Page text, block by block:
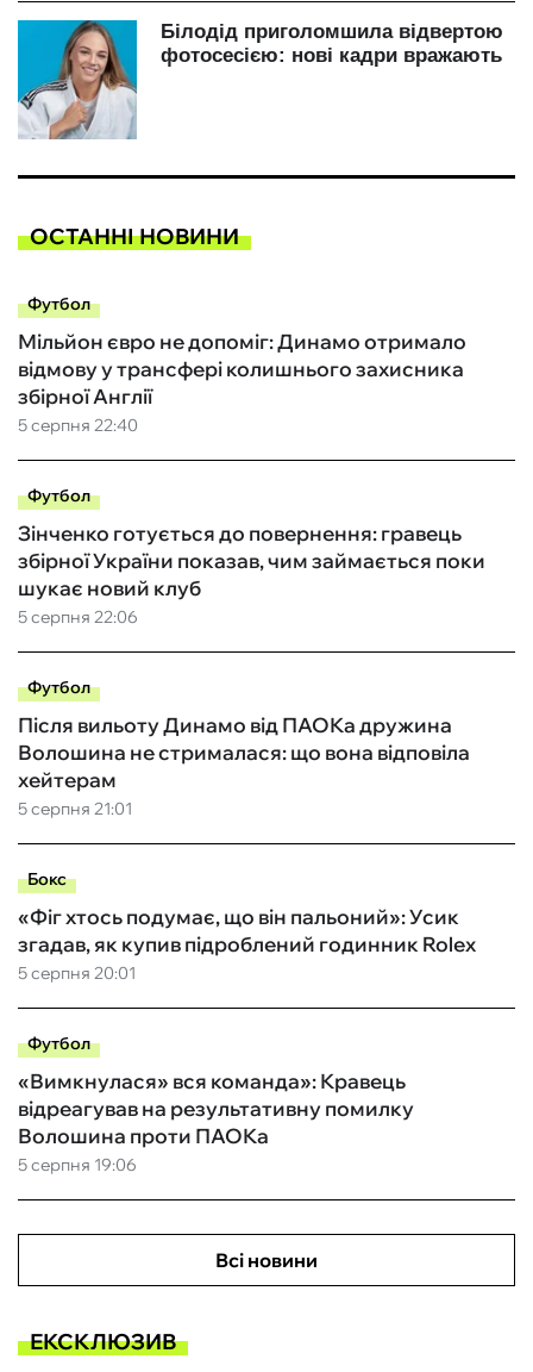
ОСТАННІ НОВИНИ
Футбол
5 серпня 22:40
Мільйон євро не допоміг: Динамо отримало
відмову у трансфері колишнього захисника
збірної Англії
Футбол
5 серпня 22:06
Зінченко готується до повернення: гравець
збірної України показав, чим займається поки
шукає новий клуб
Футбол
5 серпня 21:01
Після вильоту Динамо від ПАОКа дружина
Волошина не стрималася: що вона відповіла
хейтерам
Бокс
5 серпня 20:01
«Фіг хтось подумає, що він пальоний»: Усик
згадав, як купив підроблений годинник Rolex
Футбол
5 серпня 19:06
«Вимкнулася» вся команда»: Кравець
відреагував на результативну помилку
Волошина проти ПАОКа
Всі новини
ЕКСКЛЮЗИВ